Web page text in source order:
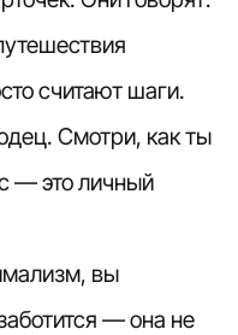
считают шаги.
Смотри, как ты
— это личный
вы
— она не